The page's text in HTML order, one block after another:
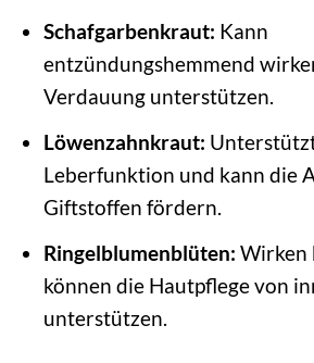
Schafgarbenkraut: Kann
entzündungshemmend
Verdauung unterstützen.
Löwenzahnkraut:
Leberfunktion und kann die
Giftstoffen fördern.
Ringelblumenblüten: Wirken
können die Hautpflege von
unterstützen.